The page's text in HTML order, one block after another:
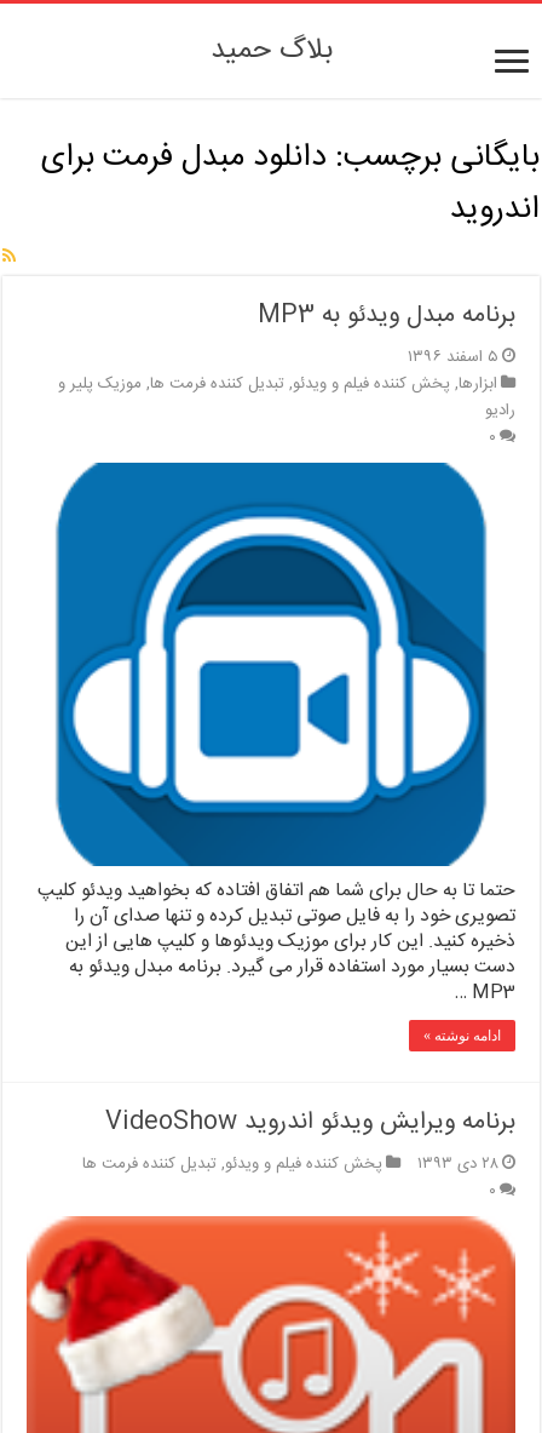
بلاگ حمید
بایگانی برچسب: دانلود مبدل فرمت برای
اندروید
برنامه مبدل ویدئو به MP3
۵ اسفند ۱۳۹۶
ابزارها, پخش کننده فیلم و ویدئو,تبدیل کننده فرمت ها, موزیک پلیر و
رادیو
۰
حتما تا به حال برای شما هم اتفاق افتاده که بخواهید ویدئو کلیپ
تصویری خود را به فایل صوتی تبدیل کرده و تنها صدای آن را
ذخیره کنید. این کار برای موزیک ویدئوها و کلیپ هایی از این
دست بسیار مورد استفاده قرار می گیرد. برنامه مبدل ویدئو به
MP3 …
ادامه نوشته »
برنامه ویرایش ویدئو اندروید VideoShow
۲۸ دی ۱۳۹۳ پخش کننده فیلم و ویدئو,تبدیل کننده فرمت ها
۰